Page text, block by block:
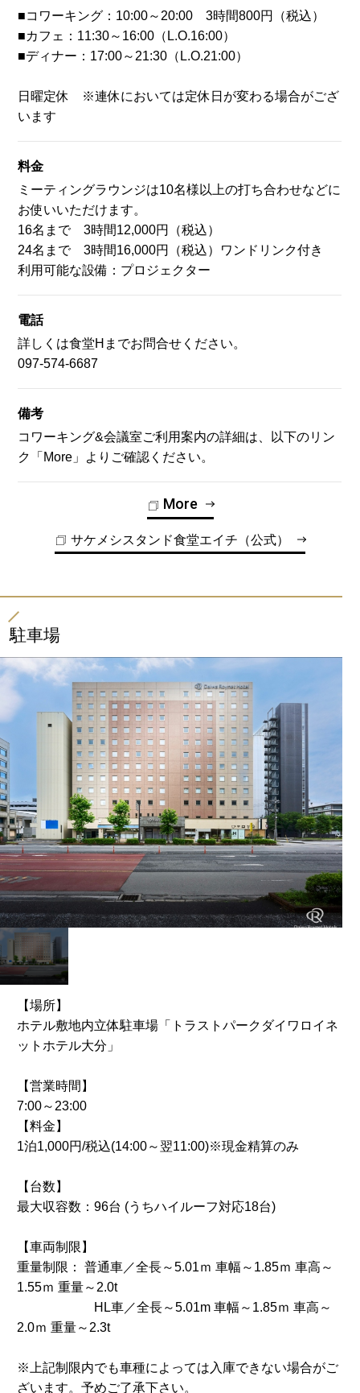
■コワーキング：10:00～20:00 3時間800円（税込）
■カフェ：11:30～16:00（L.O.16:00）
■ディナー：17:00～21:30（L.O.21:00）
日曜定休 ※連休においては定休日が変わる場合がござ
います
料金
ミーティングラウンジは10名様以上の打ち合わせなどに
お使いいただけます。
16名まで 3時間12,000円（税込）
24名まで 3時間16,000円（税込）ワンドリンク付き
利用可能な設備：プロジェクター
電話
詳しくは食堂Hまでお問合せください。
097-574-6687
備考
コワーキング&会議室ご利用案内の詳細は、以下のリン
ク「More」よりご確認ください。
More
サケメシスタンド食堂エイチ（公式）
駐車場
【場所】
ホテル敷地内立体駐車場「トラストパークダイワロイネ
ットホテル大分」
【営業時間】
7:00～23:00
【料金】
1泊1,000円/税込(14:00～翌11:00)※現金精算のみ
【台数】
最大収容数：96台 (うちハイルーフ対応18台)
【車両制限】
重量制限： 普通車／全長～5.01ｍ 車幅～1.85ｍ 車高～
1.55ｍ 重量～2.0t
HL車／全長～5.01m 車幅～1.85ｍ 車高～
2.0ｍ 重量～2.3t
※上記制限内でも車種によっては入庫できない場合がご
ざいます。予めご了承下さい。